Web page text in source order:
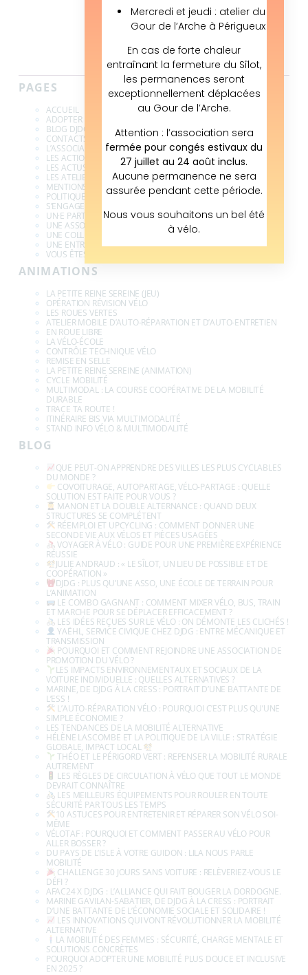
24000 Périgueux
PAGES
ACCUEIL
ADOPTER UN VÉLO
BLOG DJDG
CONTACTS & INFOS
L’ASSOCIATION
LES ACTIONS
LES ACTUS
LES ATELIERS
MENTIONS LÉGALES
POLITIQUE DE CONFIDENTIALITÉ DES DONNÉES
S’ENGAGER À DJDG
UN·E PARTICULIER·E
UNE ASSOCIATION
UNE COLLECTIVITÉ
UNE ENTREPRISE
VOUS ÊTES … BIENVENUE
ANIMATIONS
LA PETITE REINE SEREINE (JEU)
OPÉRATION RÉVISION VÉLO
LES ROUES VERTES
ATELIER MOBILE D’AUTO-RÉPARATION ET D’AUTO-ENTRETIEN
EN ROUE LIBRE
LA VÉLO-ÉCOLE
CONTRÔLE TECHNIQUE VÉLO
REMISE EN SELLE
LA PETITE REINE SEREINE (ANIMATION)
CYCLE MOBILITÉ
MULTIMODAL : LA COURSE COOPÉRATIVE DE LA MOBILITÉ
DURABLE
TRACE TA ROUTE !
ITINÉRAIRE BIS VIA MULTIMODALITÉ
STAND INFO VÉLO & MULTIMODALITÉ
BLOG
QUE PEUT-ON APPRENDRE DES VILLES LES PLUS CYCLABLES
DU MONDE ?
COVOITURAGE, AUTOPARTAGE, VÉLO-PARTAGE : QUELLE
SOLUTION EST FAITE POUR VOUS ?
MANON ET LA DOUBLE ALTERNANCE : QUAND DEUX
STRUCTURES SE COMPLÉTENT
RÉEMPLOI ET UPCYCLING : COMMENT DONNER UNE
SECONDE VIE AUX VÉLOS ET PIÈCES USAGÉES
VOYAGER À VÉLO : GUIDE POUR UNE PREMIÈRE EXPÉRIENCE
RÉUSSIE
JULIE ANDRAUD : « LE SÎLOT, UN LIEU DE POSSIBLE ET DE
COOPÉRATION »
DJDG : PLUS QU’UNE ASSO, UNE ÉCOLE DE TERRAIN POUR
L’ANIMATION
LE COMBO GAGNANT : COMMENT MIXER VÉLO, BUS, TRAIN
ET MARCHE POUR SE DÉPLACER EFFICACEMENT ?
LES IDÉES REÇUES SUR LE VÉLO : ON DÉMONTE LES CLICHÉS !
YAËHL, SERVICE CIVIQUE CHEZ DJDG : ENTRE MÉCANIQUE ET
TRANSMISSION
POURQUOI ET COMMENT REJOINDRE UNE ASSOCIATION DE
PROMOTION DU VÉLO ?
LES IMPACTS ENVIRONNEMENTAUX ET SOCIAUX DE LA
VOITURE INDIVIDUELLE : QUELLES ALTERNATIVES ?
MARINE, DE DJDG À LA CRESS : PORTRAIT D’UNE BATTANTE DE
L’ESS !
L’AUTO-RÉPARATION VÉLO : POURQUOI C’EST PLUS QU’UNE
SIMPLE ÉCONOMIE ?
LES TENDANCES DE LA MOBILITÉ ALTERNATIVE
HÉLÈNE LASCOMBE ET LA POLITIQUE DE LA VILLE : STRATÉGIE
GLOBALE, IMPACT LOCAL
THÉO ET LE PÉRIGORD VERT : REPENSER LA MOBILITÉ RURALE
AUTREMENT
LES RÈGLES DE CIRCULATION À VÉLO QUE TOUT LE MONDE
DEVRAIT CONNAÎTRE
LES MEILLEURS ÉQUIPEMENTS POUR ROULER EN TOUTE
SÉCURITÉ PAR TOUS LES TEMPS
10 ASTUCES POUR ENTRETENIR ET RÉPARER SON VÉLO SOI-
MÊME
VÉLOTAF : POURQUOI ET COMMENT PASSER AU VÉLO POUR
ALLER BOSSER ?
DU PAYS DE L’ISLE À VOTRE GUIDON : LILA NOUS PARLE
MOBILITÉ
CHALLENGE 30 JOURS SANS VOITURE : RELÈVERIEZ-VOUS LE
DÉFI ?
AFAC24 X DJDG : L’ALLIANCE QUI FAIT BOUGER LA DORDOGNE.
MARINE GAVILAN-SABATIER, DE DJDG À LA CRESS : PORTRAIT
D’UNE BATTANTE DE L’ÉCONOMIE SOCIALE ET SOLIDAIRE !
LES INNOVATIONS QUI VONT RÉVOLUTIONNER LA MOBILITÉ
ALTERNATIVE
LA MOBILITÉ DES FEMMES : SÉCURITÉ, CHARGE MENTALE ET
SOLUTIONS CONCRÈTES
POURQUOI ADOPTER UNE MOBILITÉ PLUS DOUCE ET INCLUSIVE
EN 2025 ?
Mercredi et jeudi : atelier du
Gour de l’Arche à Périgueux
En cas de forte chaleur
entraînant la fermeture du Sîlot,
les permanences seront
exceptionnellement déplacées
au Gour de l’Arche.
Attention : l’association sera
fermée pour congés estivaux du
27 juillet au 24 août inclus.
Aucune permanence ne sera
assurée pendant cette période.
Nous vous souhaitons un bel été
à vélo.